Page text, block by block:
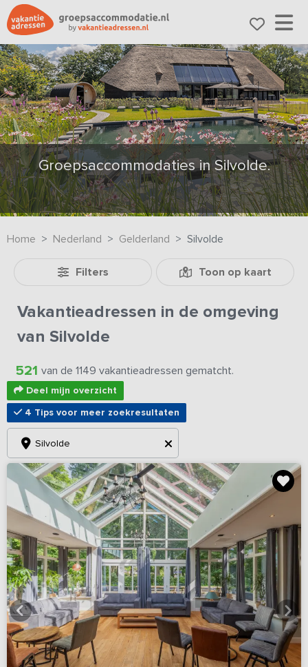
Groepsaccommodaties in Silvolde.
Home Nederland Gelderland Silvolde
Filters Toon op kaart
Vakantieadressen in de omgeving
van Silvolde
521 van de 1149 vakantieadressen gematcht.
Deel mijn overzicht
4 Tips voor meer zoekresultaten
Silvolde